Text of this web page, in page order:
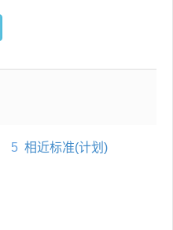
5 相近标准(计划)